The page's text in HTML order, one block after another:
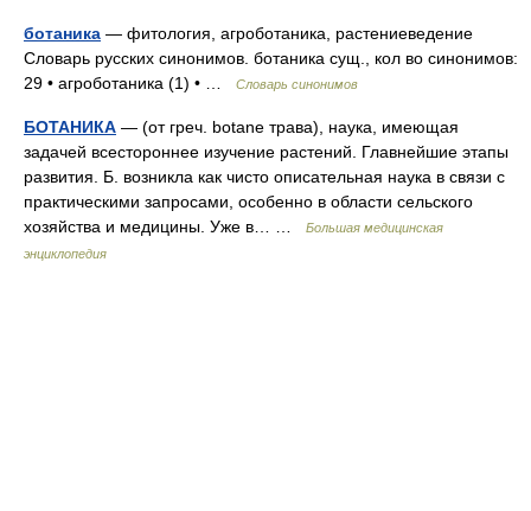
ботаника — фитология, агроботаника, растениеведение
Словарь русских синонимов. ботаника сущ., кол во синонимов:
29 • агроботаника (1) • …
Словарь синонимов
БОТАНИКА — (от греч. botane трава), наука, имеющая
задачей всестороннее изучение растений. Главнейшие этапы
развития. Б. возникла как чисто описательная наука в связи с
практическими запросами, особенно в области сельского
хозяйства и медицины. Уже в… …
Большая медицинская
энциклопедия